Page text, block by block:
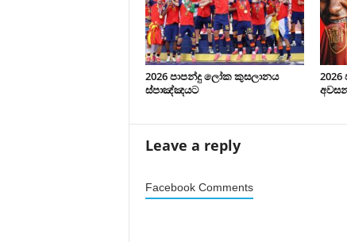
2026 පාපන්දු ලෝක කුසලානය
ස්පාඤ්ඤයට
Leave a reply
Facebook Comments